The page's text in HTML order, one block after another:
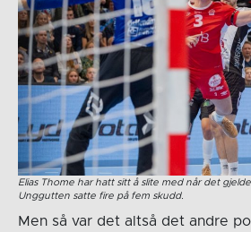
Elias Thome har hatt sitt å slite med når det
Unggutten satte fire på fem skudd.
Men så var det altså det andre